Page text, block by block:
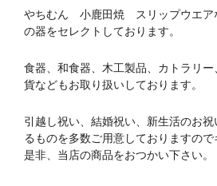
やちむん 小鹿田焼 スリップウエア
の器をセレクトしております。
食器、和食器、木工製品、カトラリ
貨などもお取り扱いしております。
引越し祝い、結婚祝い、新生活のお
るものを多数ご用意しておりますの
是非、当店の商品をおつかい下さい。